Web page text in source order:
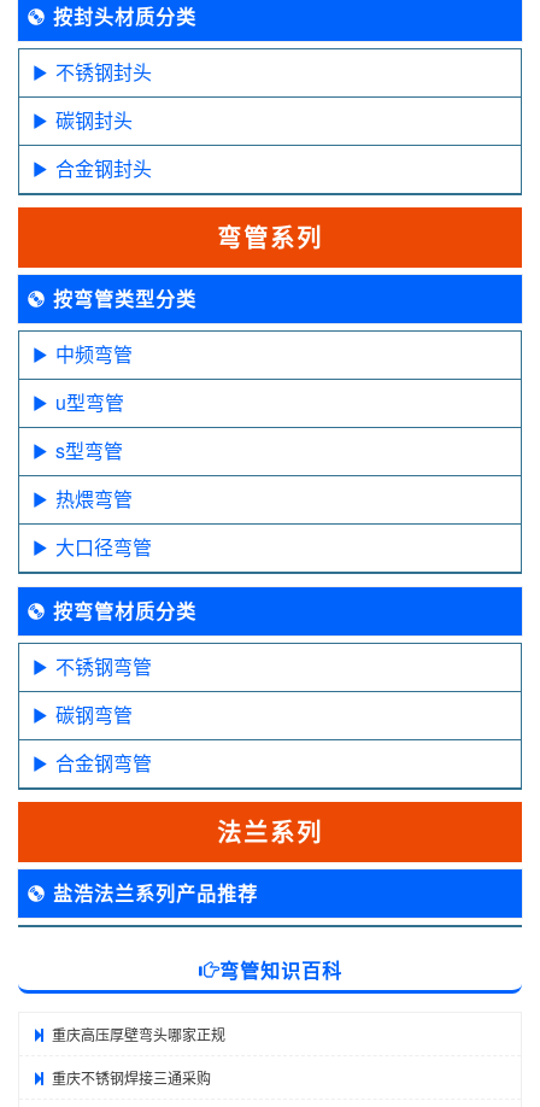
按封头材质分类
不锈钢封头
碳钢封头
合金钢封头
弯管系列
按弯管类型分类
中频弯管
u型弯管
s型弯管
热煨弯管
大口径弯管
按弯管材质分类
不锈钢弯管
碳钢弯管
合金钢弯管
法兰系列
盐浩法兰系列产品推荐
弯管知识百科
重庆高压厚壁弯头哪家正规
重庆不锈钢焊接三通采购